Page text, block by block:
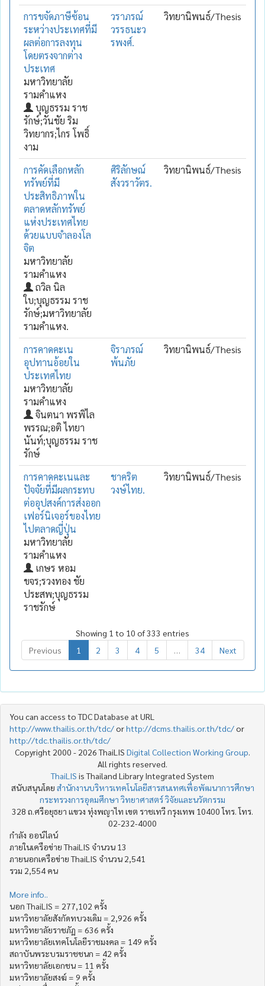
การขจัดภาษีซ้อน
ระหว่างประเทศที่มี
ผลต่อการลงทุน
โดยตรงจากต่าง
ประเทศ
มหาวิทยาลัย
รามคำแหง
บุญธรรม ราช
รักษ์;วันชัย ริม
วิทยากร;ไกร โพธิ์
งาม
วราภรณ์
วรรธนะว
รพงศ์.
วิทยานิพนธ์/Thesis
การคัดเลือกหลัก
ทรัพย์ที่มี
ประสิทธิภาพใน
ตลาดหลักทรัพย์
แห่งประเทศไทย
ด้วยแบบจำลองโล
จิต
มหาวิทยาลัย
รามคำแหง
ถวิล นิล
ใบ;บุญธรรม ราช
รักษ์;มหาวิทยาลัย
รามคำแหง.
ศิริลักษณ์
สังวราวัตร.
วิทยานิพนธ์/Thesis
การคาดคะเน
อุปทานอ้อยใน
ประเทศไทย
มหาวิทยาลัย
รามคำแหง
จินตนา พรพิไล
พรรณ;อติ ไทยา
นันท์;บุญธรรม ราช
รักษ์
จิราภรณ์
พ้นภัย
วิทยานิพนธ์/Thesis
การคาดคะเนและ
ปัจจัยที่มีผลกระทบ
ต่ออุปสงค์การส่งออก
เฟอร์นิเจอร์ของไทย
ไปตลาดญี่ปุ่น
มหาวิทยาลัย
รามคำแหง
เกษร หอม
ขจร;รวงทอง ชัย
ประสพ;บุญธรรม
ราชรักษ์
ชาคริต
วงษ์ไทย.
วิทยานิพนธ์/Thesis
Showing 1 to 10 of 333 entries
Previous
1 2 3 4 5 34 Next
You can access to TDC Database at URL
http://www.thailis.or.th/tdc/orhttp://dcms.thailis.or.th/tdc/or
http://tdc.thailis.or.th/tdc/
Copyright 2000 - 2026 ThaiLIS Digital Collection Working Group
All rights reserved.
ThaiLIS is Thailand Library Integrated System
สนับสนุนโดย สำนักงานบริหารเทคโนโลยีสารสนเทศเพื่อพัฒนาการศึกษา
กระทรวงการอุดมศึกษา วิทยาศาสตร์ วิจัยและนวัตกรรม
328 ถ.ศรีอยุธยา แขวง ทุ่งพญาไท เขต ราชเทวี กรุงเทพ 10400 โทร. โทร.
02-232-4000
กำลัง ออน์ไลน์
ภายในเครือข่าย ThaiLIS จำนวน 13
ภายนอกเครือข่าย ThaiLIS จำนวน 2,541
รวม 2,554 คน
More info..
นอก ThaiLIS = 277,102 ครั้ง
มหาวิทยาลัยสังกัดทบวงเดิม = 2,926 ครั้ง
มหาวิทยาลัยราชภัฏ = 636 ครั้ง
มหาวิทยาลัยเทคโนโลยีราชมงคล = 149 ครั้ง
สถาบันพระบรมราชชนก = 42 ครั้ง
มหาวิทยาลัยเอกชน = 11 ครั้ง
มหาวิทยาลัยสงฆ์ = 9 ครั้ง